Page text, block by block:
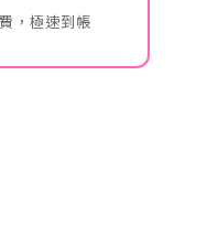
，極速到帳